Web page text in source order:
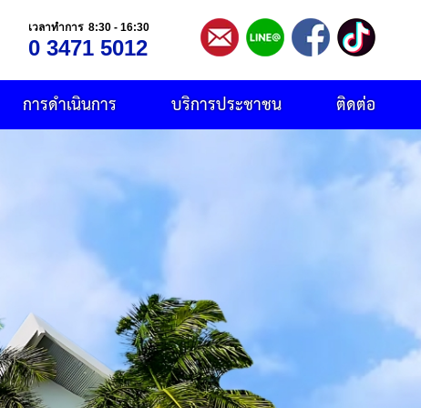
เวลาทำการ 8:30 - 16:30
0 3471 5012
ติดต่อ
บริการประชาชน
การดำเนินการ